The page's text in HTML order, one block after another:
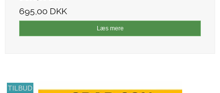
695,00 DKK
Læs mere
TILBUD